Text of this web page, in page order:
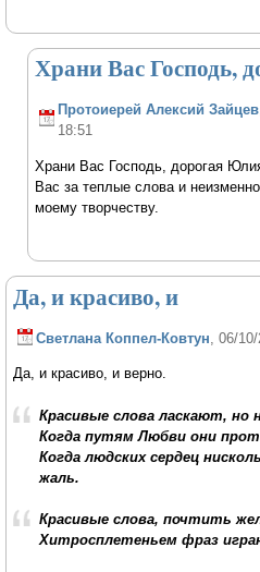
Храни Вас Господь,
Протоиерей Алексий Зайцев
18:51
Храни Вас Господь, дорогая
Вас за теплые слова и
моему творчеству.
Да, и красиво, и
Светлана Коппел-Ковтун , 06/
Да, и красиво, и верно.
Красивые слова ласкают, но
Когда путям Любви они
Когда людских сердец
жаль.
Красивые слова, почтить
Хитросплетеньем фраз